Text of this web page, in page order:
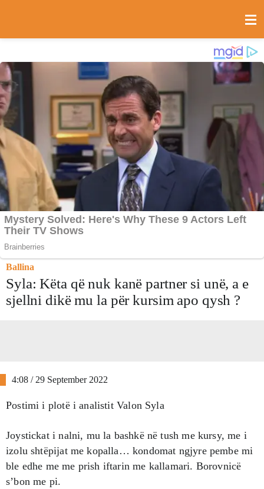
Ballina
Syla: Këta që nuk kanë partner si unë, a e
sjellni dikë mu la për kursim apo qysh ?
4:08 / 29 September 2022
Postimi i plotë i analistit Valon Syla
Joystickat i nalni, mu la bashkë në tush me kursy, me i
izolu shtëpijat me kopalla… kondomat ngjyre pembe mi
ble edhe me me prish iftarin me kallamari. Borovnicë
s’bon me pi.